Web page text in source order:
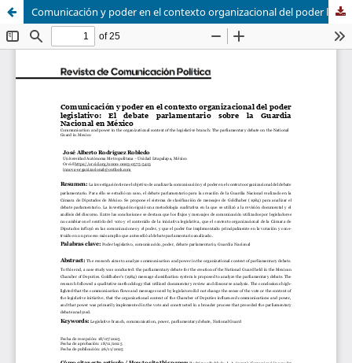
Comunicación y poder en el contexto organizacional del poder legislativo: El debate parlamentario sobre la Guardia Nacional en México